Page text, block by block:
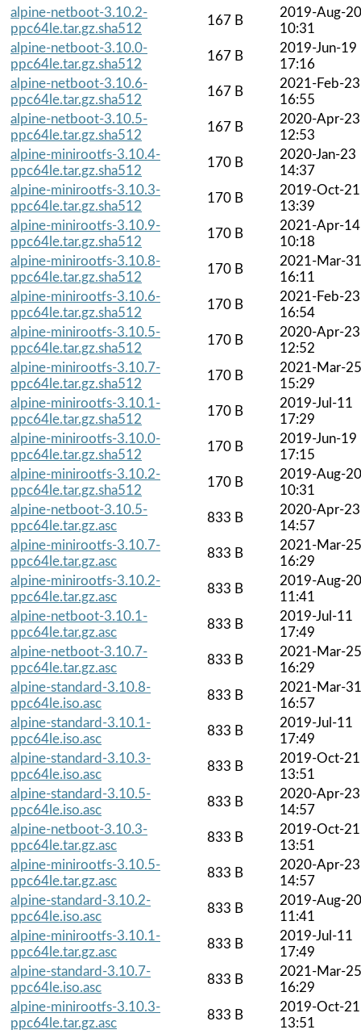
alpine-netboot-3.10.2-
ppc64le.tar.gz.sha512
167 B
2019-Aug-20
10:31
alpine-netboot-3.10.0-
ppc64le.tar.gz.sha512
167 B
2019-Jun-19
17:16
alpine-netboot-3.10.6-
ppc64le.tar.gz.sha512
167 B
2021-Feb-23
16:55
alpine-netboot-3.10.5-
ppc64le.tar.gz.sha512
167 B
2020-Apr-23
12:53
alpine-minirootfs-3.10.4-
ppc64le.tar.gz.sha512
170 B
2020-Jan-23
14:37
alpine-minirootfs-3.10.3-
ppc64le.tar.gz.sha512
170 B
2019-Oct-21
13:39
alpine-minirootfs-3.10.9-
ppc64le.tar.gz.sha512
170 B
2021-Apr-14
10:18
alpine-minirootfs-3.10.8-
ppc64le.tar.gz.sha512
170 B
2021-Mar-31
16:11
alpine-minirootfs-3.10.6-
ppc64le.tar.gz.sha512
170 B
2021-Feb-23
16:54
alpine-minirootfs-3.10.5-
ppc64le.tar.gz.sha512
170 B
2020-Apr-23
12:52
alpine-minirootfs-3.10.7-
ppc64le.tar.gz.sha512
170 B
2021-Mar-25
15:29
alpine-minirootfs-3.10.1-
ppc64le.tar.gz.sha512
170 B
2019-Jul-11
17:29
alpine-minirootfs-3.10.0-
ppc64le.tar.gz.sha512
170 B
2019-Jun-19
17:15
alpine-minirootfs-3.10.2-
ppc64le.tar.gz.sha512
170 B
2019-Aug-20
10:31
alpine-netboot-3.10.5-
ppc64le.tar.gz.asc
833 B
2020-Apr-23
14:57
alpine-minirootfs-3.10.7-
ppc64le.tar.gz.asc
833 B
2021-Mar-25
16:29
alpine-minirootfs-3.10.2-
ppc64le.tar.gz.asc
833 B
2019-Aug-20
11:41
alpine-netboot-3.10.1-
ppc64le.tar.gz.asc
833 B
2019-Jul-11
17:49
alpine-netboot-3.10.7-
ppc64le.tar.gz.asc
833 B
2021-Mar-25
16:29
alpine-standard-3.10.8-
ppc64le.iso.asc
833 B
2021-Mar-31
16:57
alpine-standard-3.10.1-
ppc64le.iso.asc
833 B
2019-Jul-11
17:49
alpine-standard-3.10.3-
ppc64le.iso.asc
833 B
2019-Oct-21
13:51
alpine-standard-3.10.5-
ppc64le.iso.asc
833 B
2020-Apr-23
14:57
alpine-netboot-3.10.3-
ppc64le.tar.gz.asc
833 B
2019-Oct-21
13:51
alpine-minirootfs-3.10.5-
ppc64le.tar.gz.asc
833 B
2020-Apr-23
14:57
alpine-standard-3.10.2-
ppc64le.iso.asc
833 B
2019-Aug-20
11:41
alpine-minirootfs-3.10.1-
ppc64le.tar.gz.asc
833 B
2019-Jul-11
17:49
alpine-standard-3.10.7-
ppc64le.iso.asc
833 B
2021-Mar-25
16:29
alpine-minirootfs-3.10.3-
ppc64le.tar.gz.asc
833 B
2019-Oct-21
13:51